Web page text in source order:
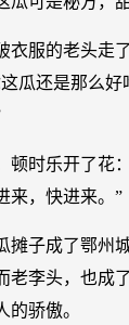
衣服的老头走
瓜还是那么好
顿时乐开了花
来，快进来。”
摊子成了鄂州
老李头，也成
的骄傲。